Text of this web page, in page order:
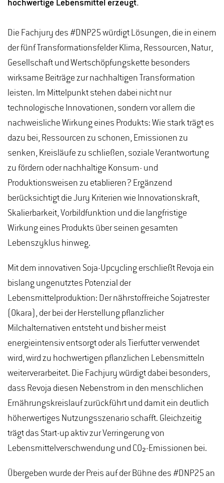
hochwertige Lebensmittel erzeugt.
Die Fachjury des #DNP25 würdigt Lösungen, die in einem
der fünf Transformationsfelder Klima, Ressourcen, Natur,
Gesellschaft und Wertschöpfungskette besonders
wirksame Beiträge zur nachhaltigen Transformation
leisten. Im Mittelpunkt stehen dabei nicht nur
technologische Innovationen, sondern vor allem die
nachweisliche Wirkung eines Produkts: Wie stark trägt es
dazu bei, Ressourcen zu schonen, Emissionen zu
senken, Kreisläufe zu schließen, soziale Verantwortung
zu fördern oder nachhaltige Konsum- und
Produktionsweisen zu etablieren? Ergänzend
berücksichtigt die Jury Kriterien wie Innovationskraft,
Skalierbarkeit, Vorbildfunktion und die langfristige
Wirkung eines Produkts über seinen gesamten
Lebenszyklus hinweg.
Mit dem innovativen Soja-Upcycling erschließt Revoja ein
bislang ungenutztes Potenzial der
Lebensmittelproduktion: Der nährstoffreiche Sojatrester
(Okara), der bei der Herstellung pflanzlicher
Milchalternativen entsteht und bisher meist
energieintensiv entsorgt oder als Tierfutter verwendet
wird, wird zu hochwertigen pflanzlichen Lebensmitteln
weiterverarbeitet. Die Fachjury würdigt dabei besonders,
dass Revoja diesen Nebenstrom in den menschlichen
Ernährungskreislauf zurückführt und damit ein deutlich
höherwertiges Nutzungsszenario schafft. Gleichzeitig
trägt das Start-up aktiv zur Verringerung von
Lebensmittelverschwendung und CO₂-Emissionen bei.
Übergeben wurde der Preis auf der Bühne des #DNP25 an